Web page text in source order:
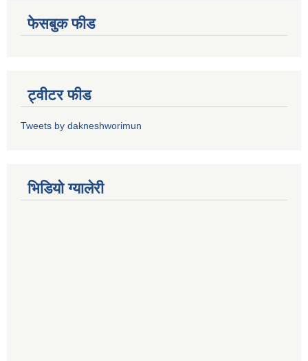
फेसबुक फीड
ट्वीटर फीड
Tweets by dakneshworimun
भिडियाे ग्यालेरी